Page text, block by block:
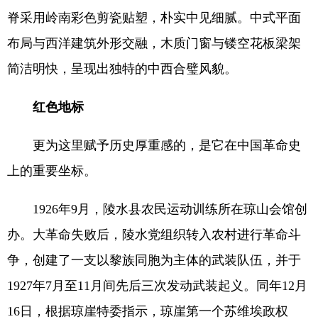
脊采用岭南彩色剪瓷贴塑，朴实中见细腻。中式平面
布局与西洋建筑外形交融，木质门窗与镂空花板梁架
简洁明快，呈现出独特的中西合璧风貌。
红色地标
更为这里赋予历史厚重感的，是它在中国革命史
上的重要坐标。
1926年9月，陵水县农民运动训练所在琼山会馆创
办。大革命失败后，陵水党组织转入农村进行革命斗
争，创建了一支以黎族同胞为主体的武装队伍，并于
1927年7月至11月间先后三次发动武装起义。同年12月
16日，根据琼崖特委指示，琼崖第一个苏维埃政权